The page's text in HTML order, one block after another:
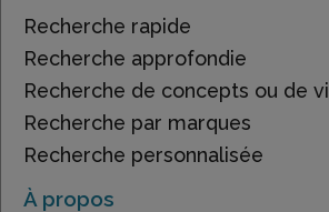
Recherche rapide
Recherche approfondie
Recherche de concepts ou de
Recherche par marques
Recherche personnalisée
À propos